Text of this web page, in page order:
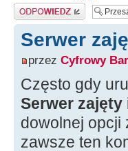
Odpowiedz
Serwer
przez Cyfrowy
Często gdy
Serwer zajęty
dowolnej opcji
zawsze ten